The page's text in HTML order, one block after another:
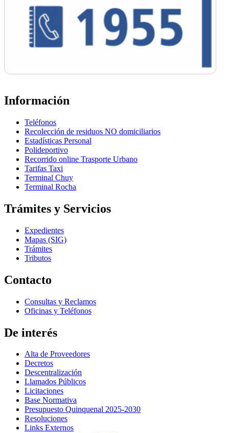
Información
Teléfonos
Recolección de residuos NO domiciliarios
Estadísticas Personal
Polideportivo
Recorrido online Trasporte Urbano
Tarifas Taxi
Terminal Chuy
Terminal Rocha
Trámites y Servicios
Expedientes
Mapas (SIG)
Trámites
Tributos
Contacto
Consultas y Reclamos
Oficinas y Teléfonos
De interés
Alta de Proveedores
Decretos
Descentralización
Llamados Públicos
Licitaciones
Base Normativa
Presupuesto Quinquenal 2025-2030
Resoluciones
Links Externos